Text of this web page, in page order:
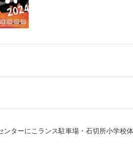
ンターにこランス駐車場・石切所小学校体